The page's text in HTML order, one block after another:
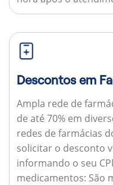
Descontos em
Ampla rede de
de até 70% em
redes de farmácias
solicitar o desconto
informando o seu
medicamentos: São